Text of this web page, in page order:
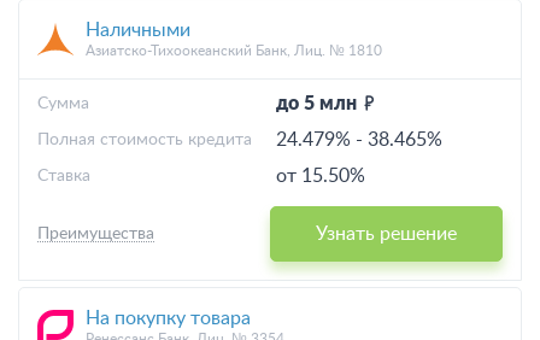
Наличными
Азиатско-Тихоокеанский Банк, Лиц. № 1810
до 5 млн
Cумма
24.479% - 38.465%
Полная стоимость кредита
от 15.50%
Ставка
Узнать решение
Преимущества
На покупку товара